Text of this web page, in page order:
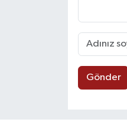
Gönder